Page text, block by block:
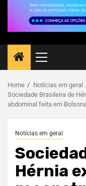
Home
Notícias em geral
Sociedade Brasileira de
abdominal feita em
Notícias em geral
Hérnia